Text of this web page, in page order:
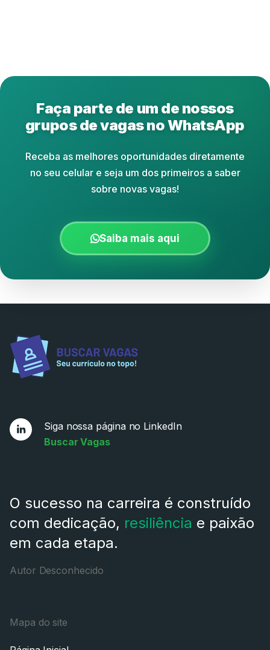
Faça parte de um de nossos
grupos de vagas no WhatsApp
Receba as melhores oportunidades diretamente
no seu celular e seja um dos primeiros a saber
sobre novas vagas!
Saiba mais aqui
Siga nossa página no LinkedIn
Buscar Vagas
O sucesso na carreira é construído
com dedicação, resiliência e paixão
em cada etapa.
Autor Desconhecido
Mapa do site